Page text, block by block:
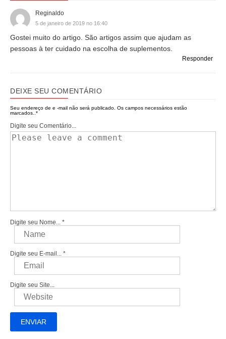
Reginaldo
5 de janeiro de 2019 no 16:40
Gostei muito do artigo. São artigos assim que ajudam as
pessoas à ter cuidado na escolha de suplementos.
Responder
DEIXE SEU COMENTÁRIO
Seu endereço de e -mail não será publicado. Os campos necessários estão
marcados.. *
Digite seu Comentário...
Digite seu Nome... *
Digite seu E-mail... *
Digite seu Site...